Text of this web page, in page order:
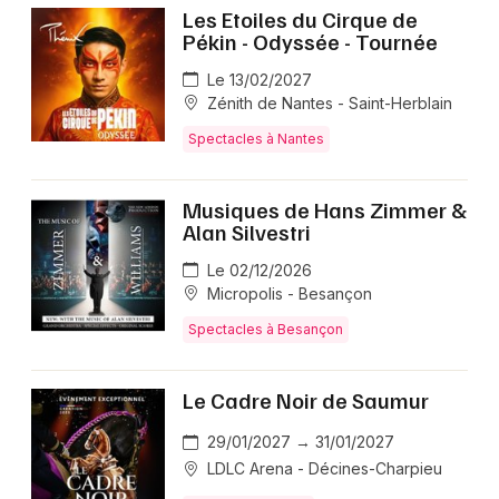
Sirènequi enrichiront votre agenda culturel familial.
FAQ - Tous à l'Ecole des
Pirates
📅 Quand a lieu le spectacle Tous à l'Ecole des
Pirates en 2025 ?
En 2025, Tous à l'Ecole des Pirates se joue le
06/12/2025 au Café Théâtre De La Porte D'Italie à
Toulon, et la tournée passe aussi par Marseille selon
les programmations des salles.
🎟️ Comment acheter ses billets pour Tous à
l'Ecole des Pirates en 2025 ?
Les billets sont disponibles en ligne à partir de 11 €, et
la réservation rapide s'impose car le spectacle
Les Etoiles du Cirque de
Pékin - Odyssée - Tournée
Le 13/02/2027
Zénith de Nantes - Saint-Herblain
Spectacles à Nantes
Musiques de Hans Zimmer &
Alan Silvestri
Le 02/12/2026
Micropolis - Besançon
Spectacles à Besançon
Le Cadre Noir de Saumur
29/01/2027 → 31/01/2027
LDLC Arena - Décines-Charpieu